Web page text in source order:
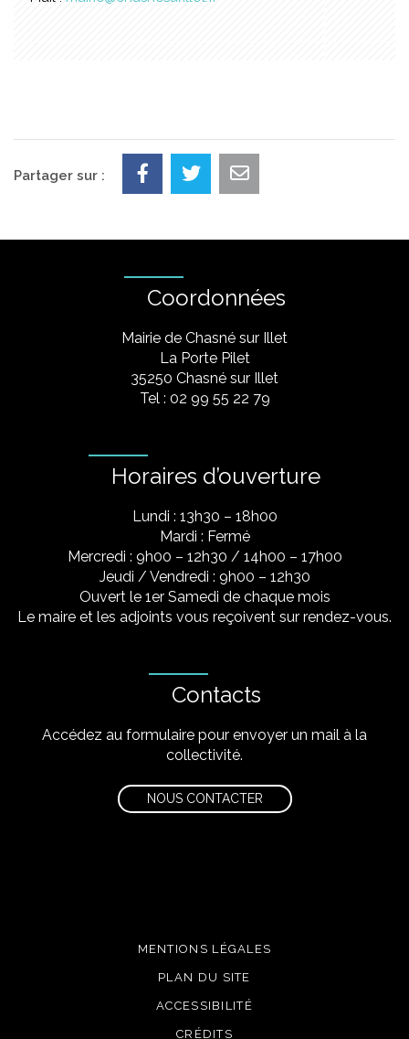
Partager sur :
Coordonnées
Mairie de Chasné sur Illet
La Porte Pilet
35250 Chasné sur Illet
Tel : 02 99 55 22 79
Horaires d’ouverture
Lundi : 13h30 – 18h00
Mardi : Fermé
Mercredi : 9h00 – 12h30 / 14h00 – 17h00
Jeudi / Vendredi : 9h00 – 12h30
Ouvert le 1er Samedi de chaque mois
Le maire et les adjoints vous reçoivent sur rendez-vous.
Contacts
Accédez au formulaire pour envoyer un mail à la
collectivité.
NOUS CONTACTER
MENTIONS LÉGALES
PLAN DU SITE
ACCESSIBILITÉ
CRÉDITS